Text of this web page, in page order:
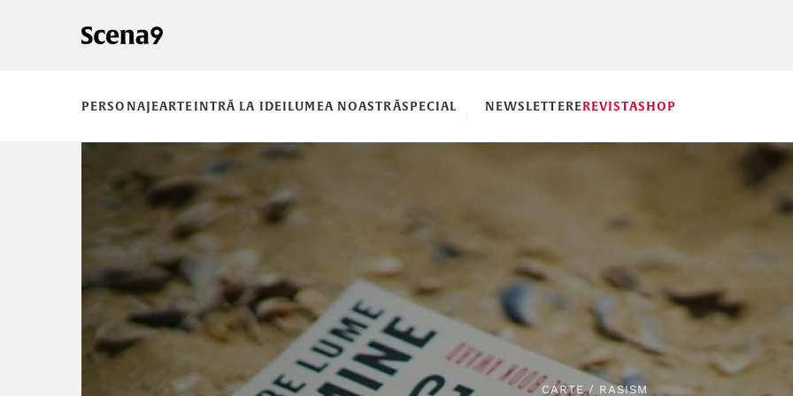
PERSONAJEARTEINTRĂ LA IDEILUMEA NOASTRĂSPECIAL NEWSLETTEREREVISTASHOP
CARTE/ RASISM